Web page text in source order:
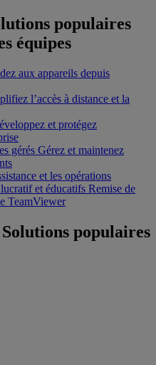
populaires
équipes
aux appareils depuis
l’accès à distance et la
et protégez
gérés Gérez et maintenez
et les opérations
et éducatifs Remise de
TeamViewer
Solutions populaires